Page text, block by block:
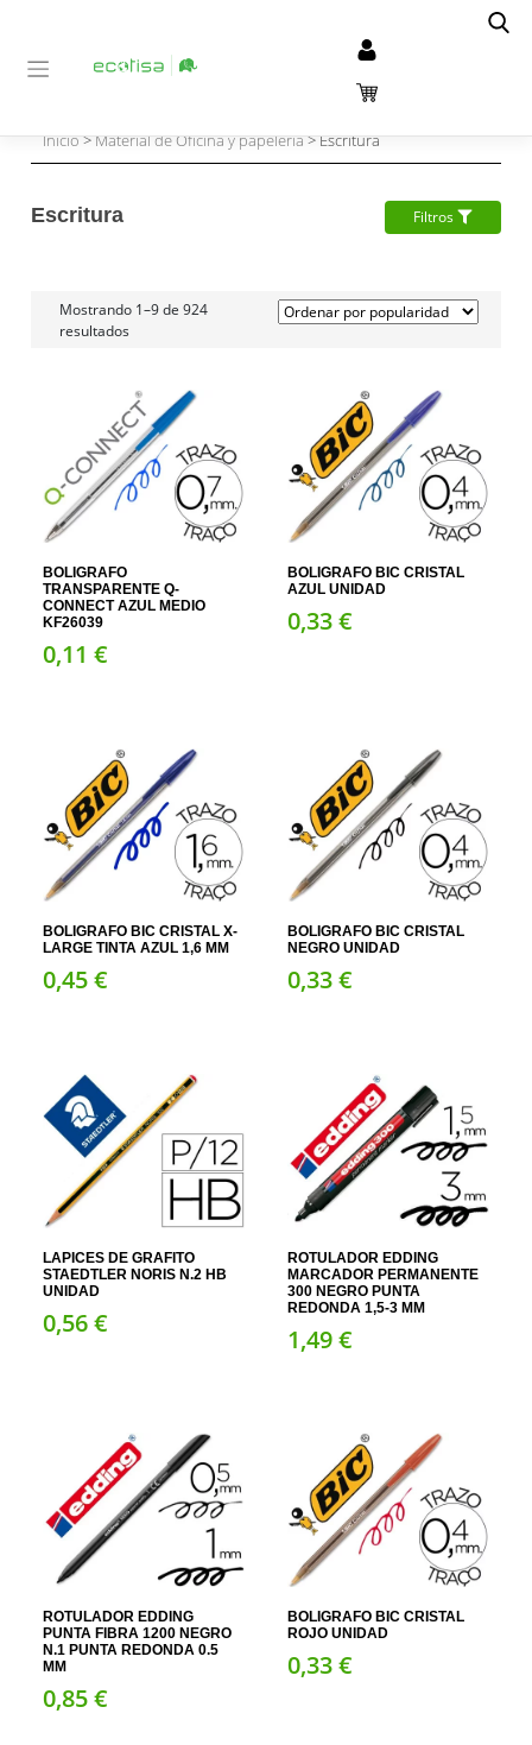
Inicio>Material de Oficina y papelería> Escritura
Escritura Filtros
Mostrando 1–9 de 924
resultados
BOLIGRAFO
TRANSPARENTE Q-
CONNECT AZUL MEDIO
KF26039
0,11 €
BOLIGRAFO BIC CRISTAL
AZUL UNIDAD
0,33€
BOLIGRAFO BIC CRISTAL X-
LARGE TINTA AZUL 1,6 MM
0,45€
BOLIGRAFO BIC CRISTAL
NEGRO UNIDAD
0,33€
LAPICES DE GRAFITO
STAEDTLER NORIS N.2 HB
UNIDAD
0,56€
ROTULADOR EDDING
MARCADOR PERMANENTE
300 NEGRO PUNTA
REDONDA 1,5-3 MM
1,49€
ROTULADOR EDDING
PUNTA FIBRA 1200 NEGRO
N.1 PUNTA REDONDA 0.5
MM
0,85€
BOLIGRAFO BIC CRISTAL
ROJO UNIDAD
0,33€